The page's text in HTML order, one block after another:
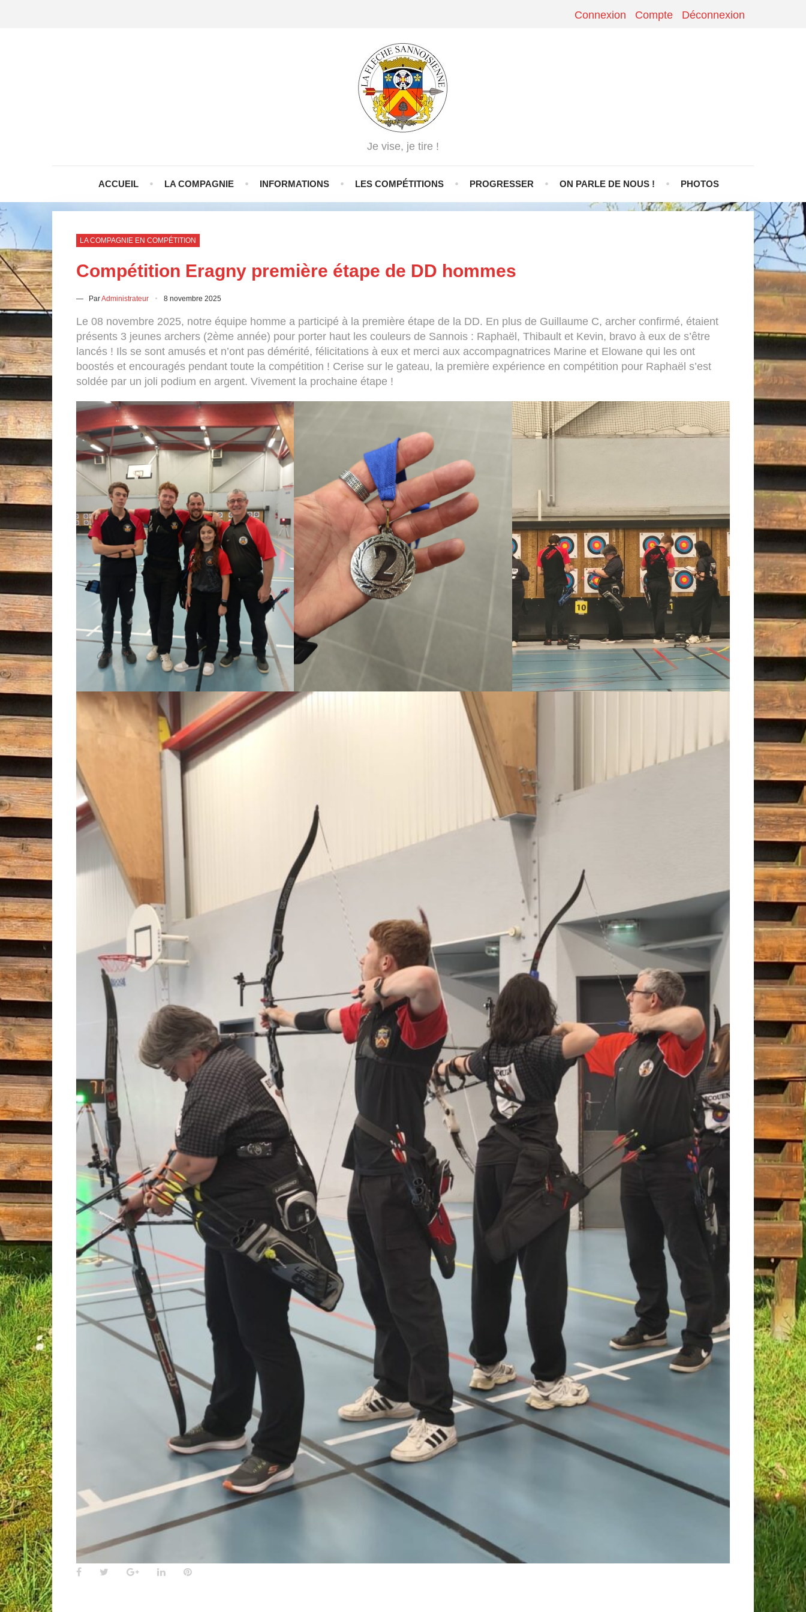
Connexion Compte Déconnexion
Je vise, je tire !
ACCUEIL LA COMPAGNIE INFORMATIONS LES COMPÉTITIONS PROGRESSER ON PARLE DE NOUS ! PHOTOS
LA COMPAGNIE EN COMPÉTITION
Compétition Eragny première étape de DD hommes
— ParAdministrateur 8 novembre 2025
Le 08 novembre 2025, notre équipe homme a participé à la première étape de la DD. En plus de Guillaume C, archer confirmé, étaient
présents 3 jeunes archers (2ème année) pour porter haut les couleurs de Sannois : Raphaël, Thibault et Kevin, bravo à eux de s’être
lancés ! Ils se sont amusés et n’ont pas démérité, félicitations à eux et merci aux accompagnatrices Marine et Elowane qui les ont
boostés et encouragés pendant toute la compétition ! Cerise sur le gateau, la première expérience en compétition pour Raphaël s’est
soldée par un joli podium en argent. Vivement la prochaine étape !